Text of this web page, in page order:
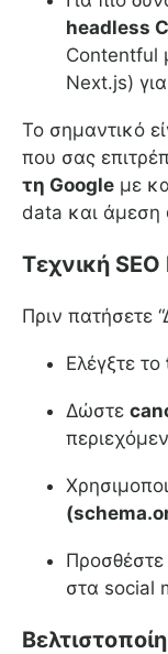
headless
Contentful
Next.js)
Το σημαντικό
που σας
τη Google με
data και
Τεχνική
Πριν πατήσετε
Ελέγξτε το
Δώστε
Προσθέστε
στα social